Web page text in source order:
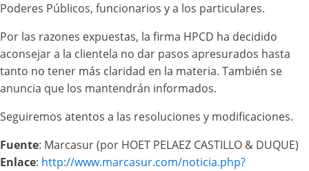
Poderes Públicos, funcionarios y a los particulares.
Por las razones expuestas, la firma HPCD ha decidido
aconsejar a la clientela no dar pasos apresurados hasta
tanto no tener más claridad en la materia. También se
anuncia que los mantendrán informados.
Seguiremos atentos a las resoluciones y modificaciones.
Fuente: Marcasur (por HOET PELAEZ CASTILLO & DUQUE)
Enlace: http://www.marcasur.com/noticia.php?